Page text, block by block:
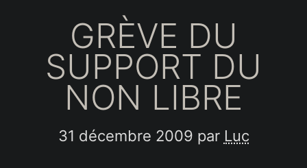
GRÈVE DU
SUPPORT DU
NON LIBRE
31 décembre 2009 par Luc